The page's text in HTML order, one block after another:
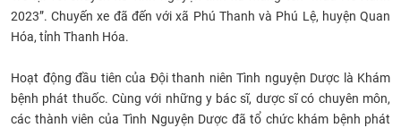
ĐẢM BẢO CHẤT LƯỢNG
HTQT
2023”. Chuyến xe đã đến với xã Phú Thanh và Phú Lệ, huyện Quan
Hóa, tỉnh Thanh Hóa.
Hoạt động đầu tiên của Đội thanh niên Tình nguyện Dược là Khám
bệnh phát thuốc. Cùng với những y bác sĩ, dược sĩ có chuyên môn,
các thành viên của Tình Nguyện Dược đã tổ chức khám bệnh phát